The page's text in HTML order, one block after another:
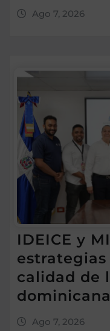
Ago 7, 2026
IDEICE y
calidad de
dominicana
Ago 7, 2026